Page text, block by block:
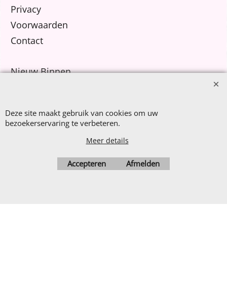
Privacy
Voorwaarden
Contact
Nieuw Binnen
ShopFactory webwinkel
software.
Deze site maakt gebruik van cookies om uw
bezoekerservaring te verbeteren.
Meer details
Accepteren Afmelden